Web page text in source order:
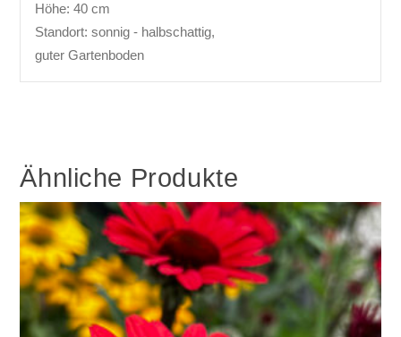
Höhe: 40 cm
Standort: sonnig - halbschattig,
guter Gartenboden
Ähnliche Produkte